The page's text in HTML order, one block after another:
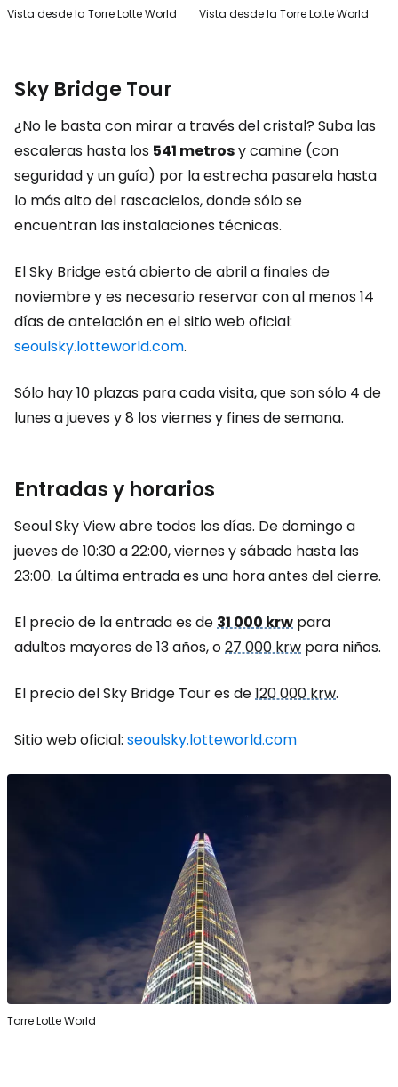
Vista desde la Torre Lotte World Vista desde la Torre Lotte World
Sky Bridge Tour
¿No le basta con mirar a través del cristal? Suba las
escaleras hasta los 541 metrosy camine (con
seguridad y un guía) por la estrecha pasarela hasta
lo más alto del rascacielos, donde sólo se
encuentran las instalaciones técnicas.
El Sky Bridge está abierto de abril a finales de
noviembre y es necesario reservar con al menos 14
días de antelación en el sitio web oficial:
seoulsky.lotteworld.com.
Sólo hay 10 plazas para cada visita, que son sólo 4 de
lunes a jueves y 8 los viernes y fines de semana.
Entradas y horarios
Seoul Sky View abre todos los días. De domingo a
jueves de 10:30 a 22:00, viernes y sábado hasta las
23:00. La última entrada es una hora antes del cierre.
El precio de la entrada es de31 000 krw para
adultos mayores de 13 años, o27 000 krw para niños.
El precio del Sky Bridge Tour es de120 000 krw.
Sitio web oficial: seoulsky.lotteworld.com
Torre Lotte World